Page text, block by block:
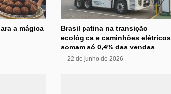
a mágica
Brasil patina na transição
ecológica e caminhões elétricos
somam só 0,4% das vendas
22 de junho de 2026